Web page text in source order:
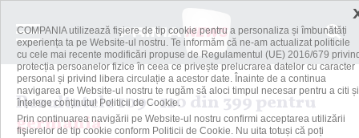
Rezultatele 109 - 120 din 399 pentru
germania
COMPANIA utilizează fişiere de tip cookie pentru a personaliza și îmbunătăți
experiența ta pe Website-ul nostru. Te informăm că ne-am actualizat politicile
cu cele mai recente modificări propuse de Regulamentul (UE) 2016/679
protecția persoanelor fizice în ceea ce privește prelucrarea datelor cu caracter
personal și privind libera circulație a acestor date. Înainte de a continua
navigarea pe Website-ul nostru te rugăm să aloci timpul necesar pentru a citi și
înțelege conținutul Politicii de Cookie.
Prin continuarea navigării pe Website-ul nostru confirmi acceptarea utilizării
fişierelor de tip cookie conform Politicii de Cookie. Nu uita totuși că poți